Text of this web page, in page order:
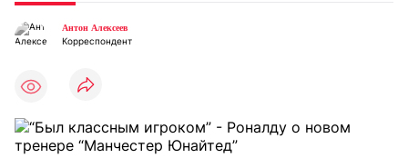
Антон Алексеев
Корреспондент